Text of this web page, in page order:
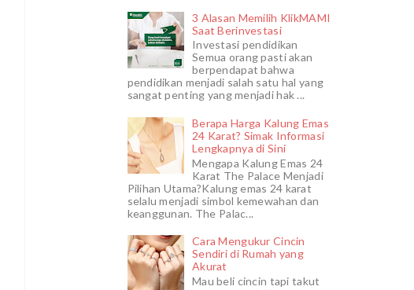
3 Alasan Memilih KlikMAMI
Saat Berinvestasi
Investasi pendidikan
Semua orang pasti akan
berpendapat bahwa
pendidikan menjadi salah satu hal yang
sangat penting yang menjadi hak ...
Berapa Harga Kalung Emas
24 Karat? Simak Informasi
Lengkapnya di Sini
Mengapa Kalung Emas 24
Karat The Palace Menjadi
Pilihan Utama?Kalung emas 24 karat
selalu menjadi simbol kemewahan dan
keanggunan. The Palac...
Cara Mengukur Cincin
Sendiri di Rumah yang
Akurat
Mau beli cincin tapi takut